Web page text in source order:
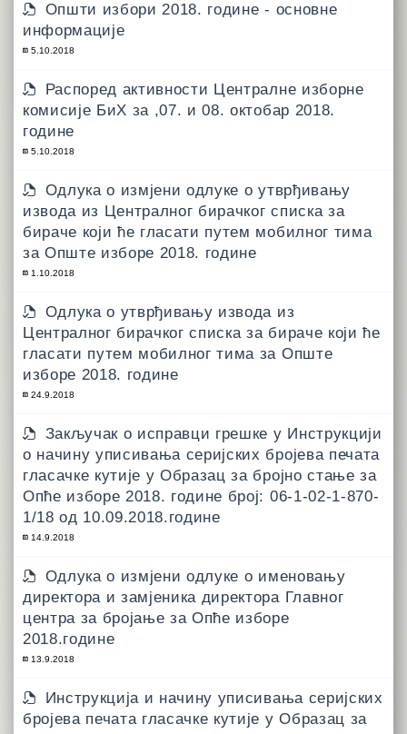
Општи избори 2018. године - основне
информације
5.10.2018
Распоред активности Централне изборне
комисије БиХ за ,07. и 08. октобар 2018.
године
5.10.2018
Одлука о измјени одлуке о утврђивању
извода из Централног бирачког списка за
бираче који ће гласати путем мобилног тима
за Опште изборе 2018. године
1.10.2018
Одлука о утврђивању извода из
Централног бирачког списка за бираче који ће
гласати путем мобилног тима за Опште
изборе 2018. године
24.9.2018
Закључак о исправци грешке у Инструкцији
о начину уписивања серијских бројева печата
гласачке кутије у Образац за бројно стање за
Опће изборе 2018. године број: 06-1-02-1-870-
1/18 од 10.09.2018.године
14.9.2018
Одлука о измјени одлуке о именовању
директора и замјеника директора Главног
центра за бројање за Опће изборе
2018.године
13.9.2018
Инструкција и начину уписивања серијских
бројева печата гласачке кутије у Образац за